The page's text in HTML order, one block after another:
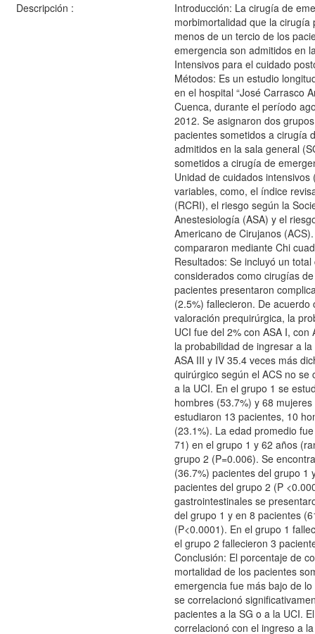
Descripción :
Introducción: La cirugía de
morbimortalidad que la cirugía
menos de un tercio de los
emergencia son admitidos en
Intensivos para el cuidado
Métodos: Es un estudio
en el hospital “José Carrasco
Cuenca, durante el período
2012. Se asignaron dos
pacientes sometidos a cirugía
admitidos en la sala general
sometidos a cirugía de
Unidad de cuidados
variables, como, el índice
(RCRI), el riesgo según la
Anestesiología (ASA) y el
Americano de Cirujanos
compararon mediante Chi
Resultados: Se incluyó un
considerados como cirugías
pacientes presentaron
(2.5%) fallecieron. De acuerdo
valoración prequirúrgica, la
UCI fue del 2% con ASA I,
la probabilidad de ingresar a
ASA III y IV 35.4 veces más
quirúrgico según el ACS no se
a la UCI. En el grupo 1 se
hombres (53.7%) y 68
estudiaron 13 pacientes, 10
(23.1%). La edad promedio
71) en el grupo 1 y 62 años
grupo 2 (P=0.006). Se
(36.7%) pacientes del grupo 1
pacientes del grupo 2 (P
gastrointestinales se
del grupo 1 y en 8 pacientes
(P<0.0001). En el grupo 1
el grupo 2 fallecieron 3
Conclusión: El porcentaje de
mortalidad de los pacientes
emergencia fue más bajo de
se correlacionó
pacientes a la SG o a la UCI.
correlacionó con el ingreso a